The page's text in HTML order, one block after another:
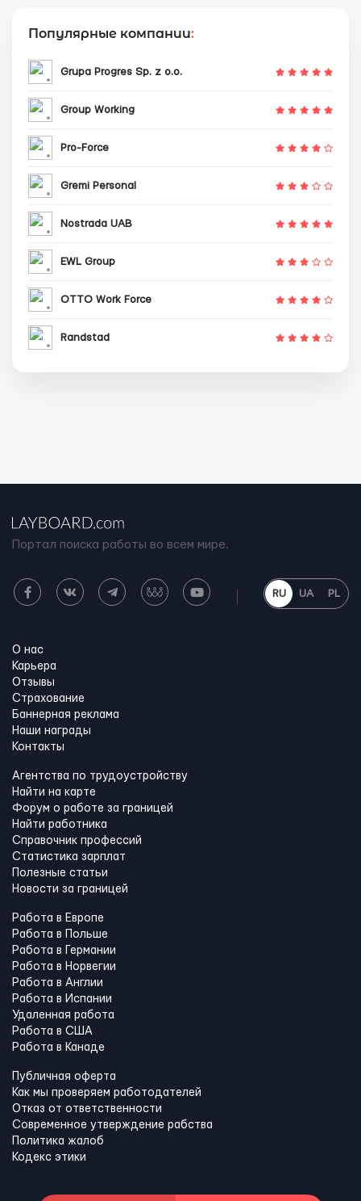
Популярные компании:
Grupa Progres Sp. z o.o.
Group Working
Pro-Force
Gremi Personal
Nostrada UAB
EWL Group
OTTO Work Force
Randstad
Портал поиска работы во всем мире.
RU UA PL
О нас
Карьера
Отзывы
Страхование
Баннерная реклама
Наши награды
Контакты
Агентства по трудоустройству
Найти на карте
Форум о работе за границей
Найти работника
Справочник профессий
Статистика зарплат
Полезные статьи
Новости за границей
Работа в Европе
Работа в Польше
Работа в Германии
Работа в Норвегии
Работа в Англии
Работа в Испании
Удаленная работа
Работа в США
Работа в Канадe
Публичная оферта
Как мы проверяем работодателей
Отказ от ответственности
Современное утверждение рабства
Политика жалоб
Кодекс этики